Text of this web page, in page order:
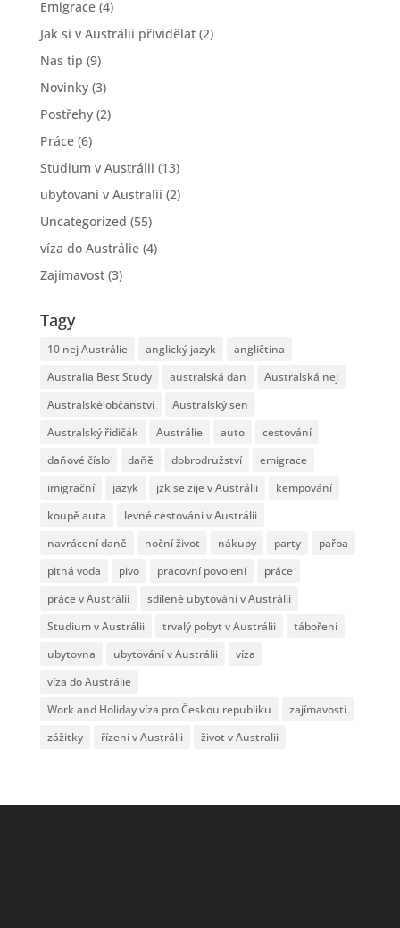
Emigrace(4)
Jak si v Austrálii přividělat(2)
Nas tip (9)
Novinky(3)
Postřehy(2)
Práce(6)
Studium v Austrálii (13)
ubytovani v Australii (2)
Uncategorized (55)
víza do Austrálie(4)
Zajimavost(3)
Tagy
10 nej Austrálie anglický jazyk
angličtina
Australia Best Study
australská dan
Australská nej
Australské občanství
Australský sen
Australský řidičák
Austrálie auto
cestování
daňové číslo
daňě dobrodružství
emigrace
imigrační
jazyk jzk se zije v Austrálii
kempování
koupě auta
levné cestováni v Austrálii
navrácení daně
noční život nákupy party
pařba
pitná voda
pivo pracovní povolení
práce
práce v Austrálii
sdílené ubytování v Austrálii
Studium v Austrálii
trvalý pobyt v Austrálii
táboření
ubytovna
ubytování v Austrálii
víza
víza do Austrálie
Work and Holiday víza pro Českou republiku
zajímavosti
zážitky
řízení v Austrálii život v Australii